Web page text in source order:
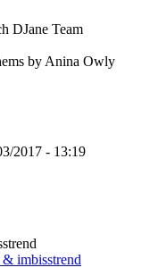
DJane Team
by Anina Owly
2017 - 13:19